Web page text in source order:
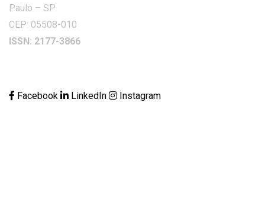
Paulo – SP
CEP: 05508-010
ISSN: 2177-3866
Facebook LinkedIn Instagram